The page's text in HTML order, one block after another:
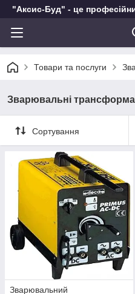
"Аксис-Буд" - це
Товари та послуги
Зварювальні
Сортування
Зварювальний